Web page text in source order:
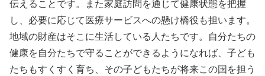
伝えることです。また家庭訪問を通じて健康状態を把握
し、必要に応じて医療サービスへの懸け橋役も担います。
地域の財産はそこに生活している人たちです。自分たちの
健康を自分たちで守ることができるようになれば、子ども
たちもすくすく育ち、その子どもたちが将来この国を担う